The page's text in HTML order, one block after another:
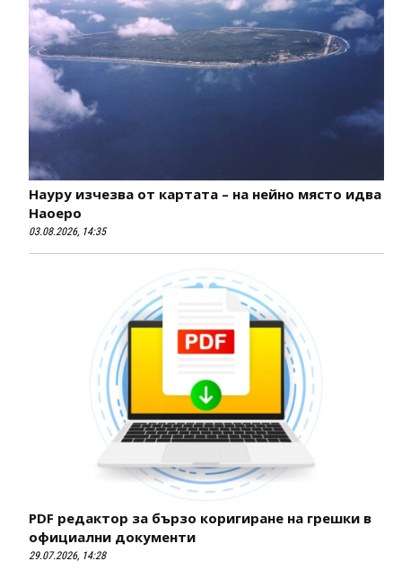
Науру изчезва от картата – на нейно място идва
Наоеро
03.08.2026, 14:35
PDF редактор за бързо коригиране на грешки в
официални документи
29.07.2026, 14:28